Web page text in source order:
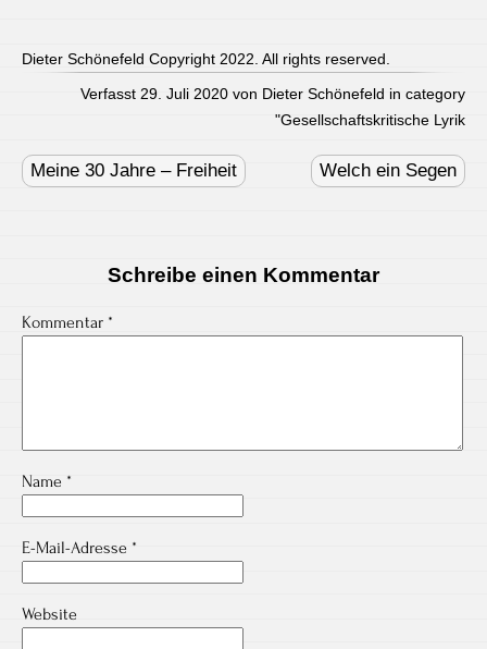
Dieter Schönefeld Copyright 2022. All rights reserved.
Verfasst 29. Juli 2020 von Dieter Schönefeld in category
"Gesellschaftskritische Lyrik
navigation
Meine 30 Jahre – Freiheit Welch ein Segen
Schreibe einen Kommentar
Kommentar *
Name *
E-Mail-Adresse *
Website